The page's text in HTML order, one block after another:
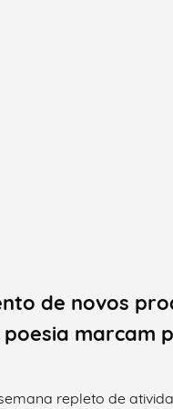
de novos
poesia marcam
repleto de